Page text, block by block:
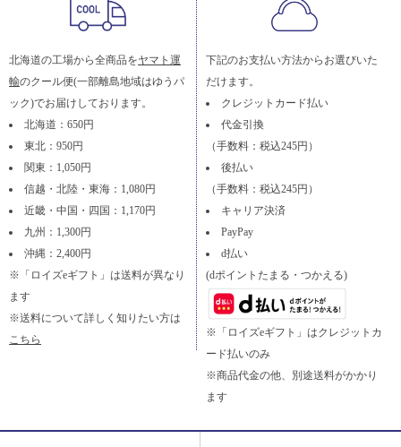
北海道の工場から全商品をヤマト運
輸のクール便(一部離島地域はゆうパ
ック)でお届けしております。
北海道：650円
東北：950円
関東：1,050円
信越・北陸・東海：1,080円
近畿・中国・四国：1,170円
九州：1,300円
沖縄：2,400円
※「ロイズeギフト」は送料が異なり
ます
※送料について詳しく知りたい方は
こちら
下記のお支払い方法からお選びいた
だけます。
クレジットカード払い
代金引換
（手数料：税込245円）
後払い
（手数料：税込245円）
キャリア決済
PayPay
d払い
(dポイントたまる・つかえる)
※「ロイズeギフト」はクレジットカ
ード払いのみ
※商品代金の他、別途送料がかかり
ます